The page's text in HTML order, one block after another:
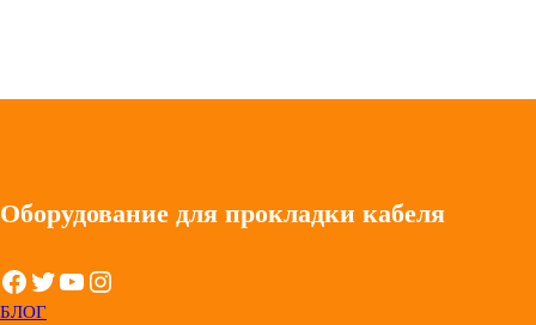
Оборудование для прокладки кабеля
Facebook Twitter YouTube Instagram
БЛОГ